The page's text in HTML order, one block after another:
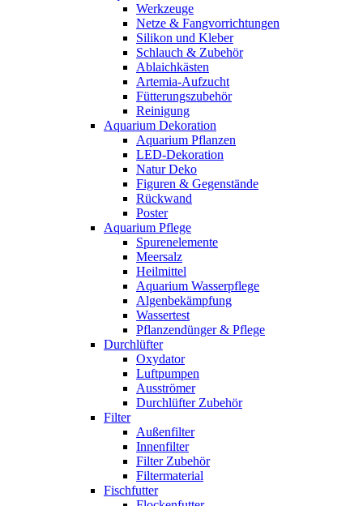
Werkzeuge
Netze & Fangvorrichtungen
Silikon und Kleber
Schlauch & Zubehör
Ablaichkästen
Artemia-Aufzucht
Fütterungszubehör
Reinigung
Aquarium Dekoration
Aquarium Pflanzen
LED-Dekoration
Natur Deko
Figuren & Gegenstände
Rückwand
Poster
Aquarium Pflege
Spurenelemente
Meersalz
Heilmittel
Aquarium Wasserpflege
Algenbekämpfung
Wassertest
Pflanzendünger & Pflege
Durchlüfter
Oxydator
Luftpumpen
Ausströmer
Durchlüfter Zubehör
Filter
Außenfilter
Innenfilter
Filter Zubehör
Filtermaterial
Fischfutter